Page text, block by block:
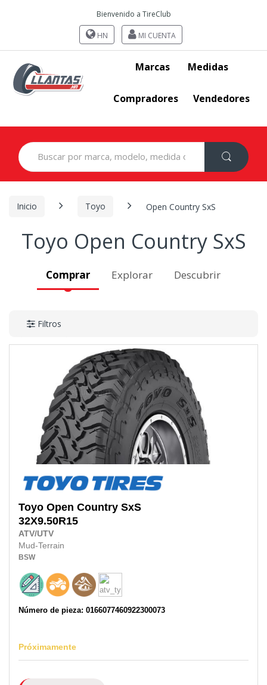
Bienvenido a TireClub
HN MI CUENTA
Marcas Medidas
Compradores Vendedores
Search
for:
Inicio Toyo Open Country SxS
Toyo Open Country SxS
Comprar Explorar Descubrir
Filtros
Toyo Open Country SxS
32X9.50R15
ATV/UTV
Mud-Terrain
BSW
Número de pieza: 0166077460922300073
Próximamente